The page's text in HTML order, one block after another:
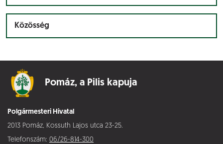
Közösség
Pomáz, a Pilis kapuja
Polgármesteri Hivatal
2013 Pomáz, Kossuth Lajos utca 23-25.
Telefonszám: 06/26-814-300